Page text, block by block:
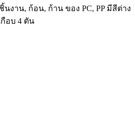
งาน, ก้อน, ก้าน ของ PC, PP มีสีต่าง
อบ 4 ตัน